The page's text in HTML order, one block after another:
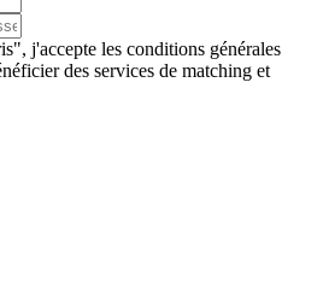
j'accepte les conditions générales
des services de matching et